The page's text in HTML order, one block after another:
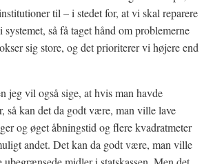
til – i stedet for, at vi skal reparere
systemet, så få taget hånd om problemerne
sig store, og det prioriterer vi højere end
jeg vil også sige, at hvis man havde
så kan det da godt være, man ville lave
og øget åbningstid og flere kvadratmeter
andet. Det kan da godt være, man ville